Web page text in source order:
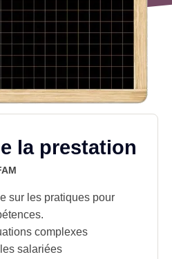
la prestation
sur les pratiques pour
.
complexes
salariées